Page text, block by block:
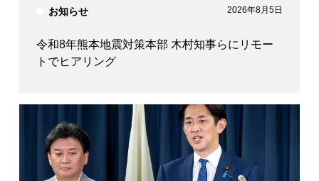
お知らせ 2026年8月5日
令和8年熊本地震対策本部 木村知事らにリモー
トでヒアリング